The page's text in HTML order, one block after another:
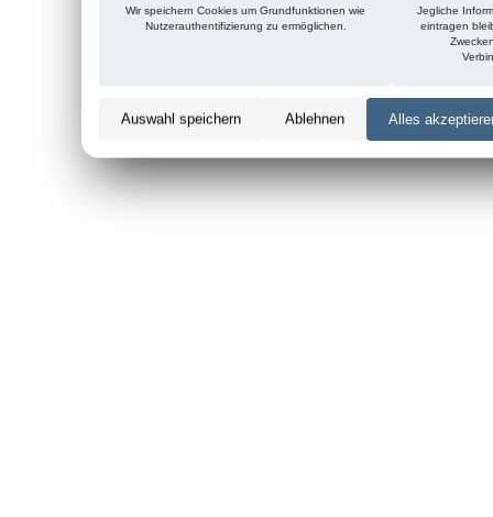
Wir speichern Cookies um Grundfunktionen wie
Nutzerauthentifizierung zu ermöglichen.
Jegliche
eintragen
Auswahl speichern Ablehnen Alles